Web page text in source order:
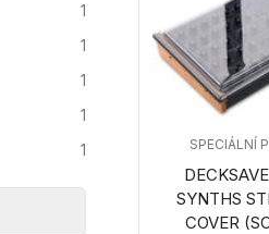
1
1
1
1
1
SYNTHS
COVER
SPECIÁLNÍ